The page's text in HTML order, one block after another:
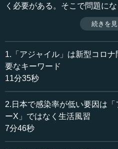
く必要がある。そこで問題に
あるいは専門的な知識と政策
専門的な知識をどうくみ取る
て重要な問題なのだ。（全5話
※司会者：川上達史（テンミニ
収録日：2020年7月16日
追加日：2020年8月9日
カテゴリー：
社会・福祉
≪全文≫
●完璧なシステムを考える
続きを
1.「アジャイル」は新型コロナ
要なキーワード
11分35秒
2.日本で感染率が低い要因は「
ーX」ではなく生活風習
7分46秒